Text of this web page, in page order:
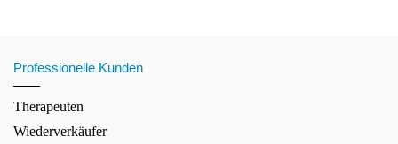
Professionelle Kunden
Therapeuten
Wiederverkäufer